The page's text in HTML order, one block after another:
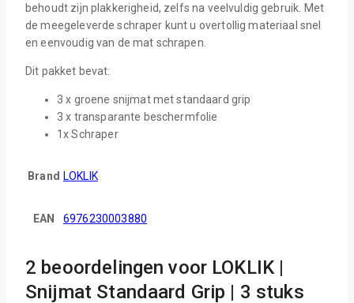
behoudt zijn plakkerigheid, zelfs na veelvuldig gebruik. Met
de meegeleverde schraper kunt u overtollig materiaal snel
en eenvoudig van de mat schrapen.
Dit pakket bevat:
3 x groene snijmat met standaard grip
3 x transparante beschermfolie
1x Schraper
Brand LOKLIK
EAN 6976230003880
2 beoordelingen voor LOKLIK |
Snijmat Standaard Grip | 3 stuks